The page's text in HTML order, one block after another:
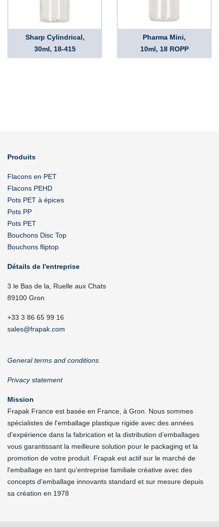
Sharp Cylindrical,
30ml, 18-415
Pharma Mini,
10ml, 18 ROPP
Produits
Flacons en PET
Flacons PEHD
Pots PET à épices
Pots PP
Pots PET
Bouchons Disc Top
Bouchons fliptop
Détails de l'entreprise
3 le Bas de la, Ruelle aux Chats
89100 Gron
+33 3 86 65 99 16
sales@frapak.com
General terms and conditions
Privacy statement
Mission
Frapak France est basée en France, à Gron. Nous sommes
spécialistes de l'emballage plastique rigide avec des années
d'expérience dans la fabrication et la distribution d’emballages
vous garantissant la meilleure solution pour le packaging et la
promotion de votre produit. Frapak est actif sur le marché de
l'emballage en tant qu'entreprise familiale créative avec des
concepts d'emballage innovants standard et sur mesure depuis
sa création en 1978